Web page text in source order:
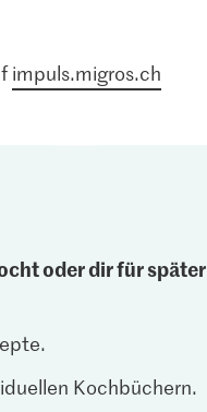
impuls.migros.ch
oder dir für später
Kochbüchern.